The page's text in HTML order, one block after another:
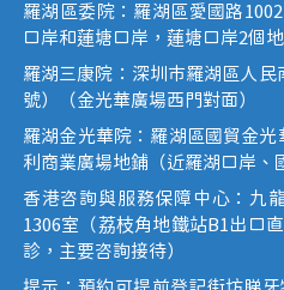
羅湖區委院：羅湖區愛國路
口岸和蓮塘口岸，蓮塘口岸2個
羅湖三康院：深圳市羅湖區人
號）（金光華廣場西門對面）
羅湖金光華院：羅湖區國貿金
利商業廣場地鋪（近羅湖口岸、
香港咨詢與服務保障中心：九
1306室（荔枝角地鐵站B1出口
診，主要咨詢接待）